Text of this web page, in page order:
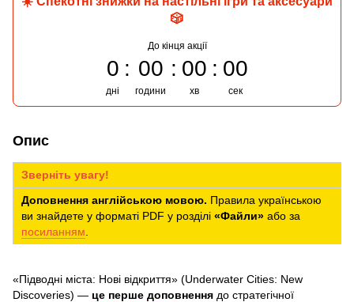
🎲
До кінця акції
0
дні
00
години
00
хв
00
сек
Опис
Зверніть увагу!
Доповнення англійською мовою. Правила українською
ви знайдете у форматі PDF у розділі «Файли» або за
посиланням
«Підводні міста: Нові відкриття» (Underwater Cities: New
Discoveries) — це перше доповнення до стратегічної